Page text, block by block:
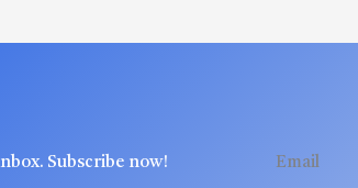
Subscribe now!
Email